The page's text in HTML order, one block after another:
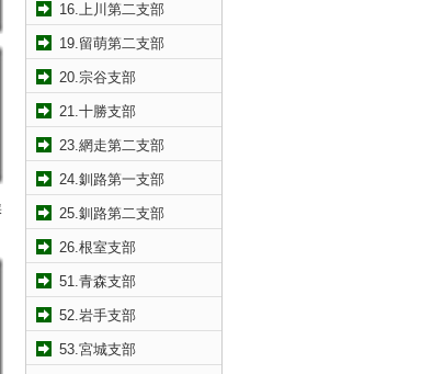
16.上川第二支部
19.留萌第二支部
20.宗谷支部
21.十勝支部
23.網走第二支部
24.釧路第一支部
25.釧路第二支部
26.根室支部
51.青森支部
52.岩手支部
53.宮城支部